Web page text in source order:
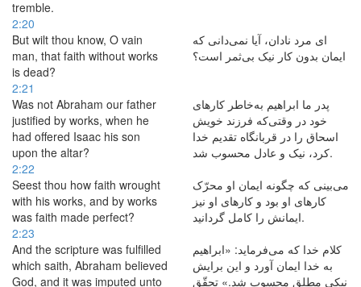
tremble.
2:20
But wilt thou know, O vain
man, that faith without works
is dead?
ای مرد نادان، آیا نمی‌دانی كه
ایمان بدون کار نیک بی‌ثمر است؟
2:21
Was not Abraham our father
justified by works, when he
had offered Isaac his son
upon the altar?
پدر ما ابراهیم به‌خاطر کارهای
خود در وقتی‌که فرزند خویش
اسحاق را در قربانگاه تقدیم خدا
كرد، نیک و عادل محسوب شد.
2:22
Seest thou how faith wrought
with his works, and by works
was faith made perfect?
می‌بینی كه چگونه ایمان او محرّک
کارهای او بود و کارهای او نیز
ایمانش را كامل گردانید.
2:23
And the scripture was fulfilled
which saith, Abraham believed
God, and it was imputed unto
كلام خدا که می‌فرماید: «ابراهیم
به خدا ایمان آورد و این برایش
نیكی مطلق محسوب شد.» تحقّق